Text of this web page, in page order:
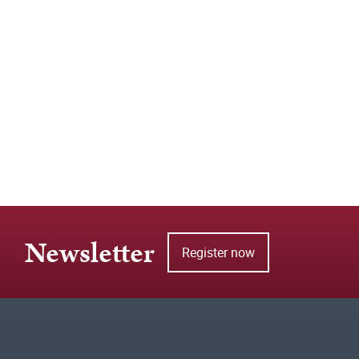
Newsletter Register now